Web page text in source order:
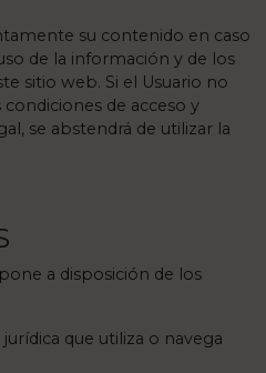
su contenido en caso
de la información y de los
sitio web. Si el Usuario no
de acceso y
se abstendrá de utilizar la
a disposición de los
jurídica que utiliza o navega